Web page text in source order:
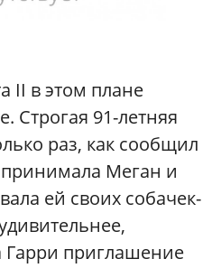
II в этом плане
Строгая 91-летняя
раз, как сообщил
Меган и
ей своих собачек-
Гарри приглашение